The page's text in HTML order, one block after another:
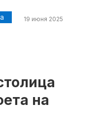
19 июня 2025
на